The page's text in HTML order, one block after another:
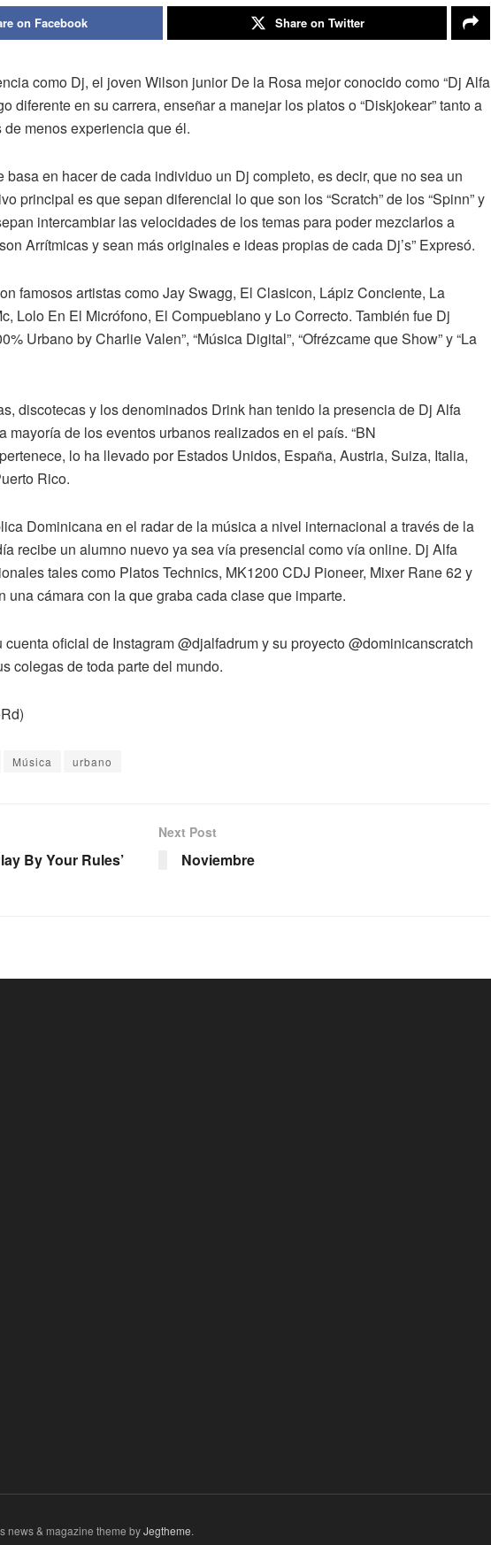
on Facebook Share on Twitter
como Dj, el joven Wilson junior De la Rosa mejor conocido como “Dj Alfa
diferente en su carrera, enseñar a manejar los platos o “Diskjokear” tanto a
menos experiencia que él.
basa en hacer de cada individuo un Dj completo, es decir, que no sea un
principal es que sepan diferencial lo que son los “Scratch” de los “Spinn” y
intercambiar las velocidades de los temas para poder mezclarlos a
Arrítmicas y sean más originales e ideas propias de cada Dj’s” Expresó.
famosos artistas como Jay Swagg, El Clasicon, Lápiz Conciente, La
Lolo En El Micrófono, El Compueblano y Lo Correcto. También fue Dj
Urbano by Charlie Valen”, “Música Digital”, “Ofrézcame que Show” y “La
discotecas y los denominados Drink han tenido la presencia de Dj Alfa
mayoría de los eventos urbanos realizados en el país. “BN
lo ha llevado por Estados Unidos, España, Austria, Suiza, Italia,
Rico.
Dominicana en el radar de la música a nivel internacional a través de la
recibe un alumno nuevo ya sea vía presencial como vía online. Dj Alfa
tales como Platos Technics, MK1200 CDJ Pioneer, Mixer Rane 62 y
una cámara con la que graba cada clase que imparte.
oficial de Instagram @djalfadrum y su proyecto @dominicanscratch
colegas de toda parte del mundo.
Música urbano
By Your Rules’
Next Post
Noviembre
news & magazine theme byJegtheme.